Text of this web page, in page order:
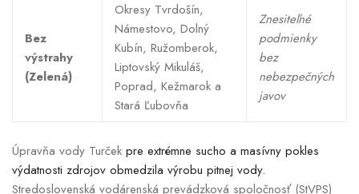
Bez
výstrahy
(Zelená)
Okresy Tvrdošín,
Námestovo, Dolný
Kubín, Ružomberok,
Liptovský Mikuláš,
Poprad, Kežmarok a
Stará Ľubovňa
Znesiteľné
podmienky
bez
nebezpečných
javov
Úpravňa vody Turček pre extrémne sucho a masívny pokles
výdatnosti zdrojov obmedzila výrobu pitnej vody.
Stredoslovenská vodárenská prevádzková spoločnosť (StVPS)